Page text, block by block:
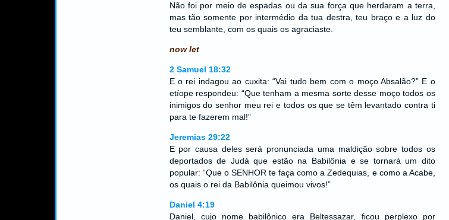
Não foi por meio de espadas ou da sua força que herdaram a terra,
mas tão somente por intermédio da tua destra, teu braço e a luz do
teu semblante, com os quais os agraciaste.
now let
2 Samuel 18:32
E o rei indagou ao cuxita: “Vai tudo bem com o moço Absalão?” E o
etíope respondeu: “Que tenham a mesma sorte desse moço todos os
inimigos do senhor meu rei e todos os que se têm levantado contra ti
para te fazerem mal!”
Jeremias 29:22
E por causa deles será pronunciada uma maldição sobre todos os
deportados de Judá que estão na Babilônia e se tornará um dito
popular: “Que o SENHOR te faça como a Zedequias, e como a Acabe,
os quais o rei da Babilônia queimou vivos!”
Daniel 4:19
Daniel, cujo nome babilônico era Beltessazar, ficou perplexo por